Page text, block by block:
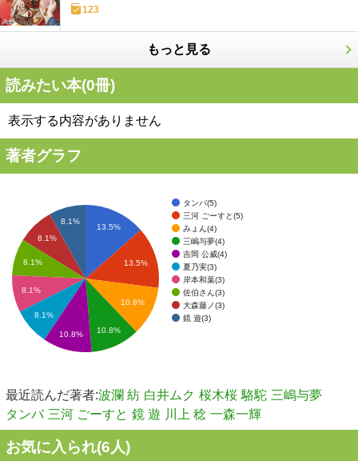
123
もっと見る
読みたい本(0冊)
表示する内容がありません
著者グラフ
タンバ(5)
三河 ごーすと(5)
みょん(4)
三嶋与夢(4)
吉岡 公威(4)
夏乃実(3)
岸本和葉(3)
佐伯さん(3)
大森藤ノ(3)
鏡 遊(3)
13.5%
13.5%
10.8%
10.8%
8.1%
8.1%
8.1%
8.1%
8.1%
10.8%
最近読んだ著者:波瀾 紡 白井ムク 桜木桜 駱駝 三嶋与夢
タンバ 三河 ごーすと 鏡 遊 川上 稔 一森一輝
お気に入られ(6人)